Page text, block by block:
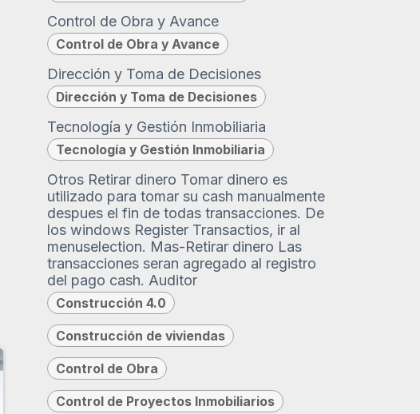
Control de Obra y Avance
Control de Obra y Avance
Dirección y Toma de Decisiones
Dirección y Toma de Decisiones
Tecnología y Gestión Inmobiliaria
Tecnología y Gestión Inmobiliaria
Otros Retirar dinero Tomar dinero es
utilizado para tomar su cash manualmente
despues el fin de todas transacciones. De
los windows Register Transactios, ir al
menuselection. Mas-Retirar dinero Las
transacciones seran agregado al registro
del pago cash. Auditor
Construcción 4.0
Construcción de viviendas
Control de Obra
Control de Proyectos Inmobiliarios